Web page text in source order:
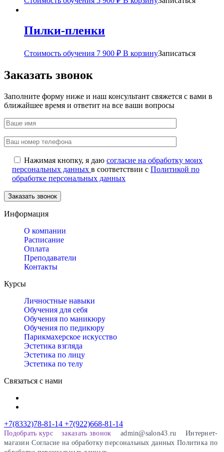
Пилки-пленки
Стоимость обучения 7 900 ₽ В корзинуЗаписаться
Заказать звонок
Заполните форму ниже и наш консультант свяжется с вами в
ближайшее время и ответит на все ваши вопросы
Нажимая кнопку, я даю согласие на обработку моих
персональных данных в соответствии с Политикой по
обработке персональных данных
Информация
О компании
Расписание
Оплата
Преподаватели
Контакты
Курсы
Личностные навыки
Обучения для себя
Обучения по маникюру
Обучения по педикюру
Парикмахерское искусство
Эстетика взгляда
Эстетика по лицу
Эстетика по телу
Связаться с нами
+7(8332)78-81-14 +7(922)668-81-14
Подобрать курс заказать звонок admin@salon43.ru
Интернет-
магазинCогласие на обработку персональных данныхПолитика по